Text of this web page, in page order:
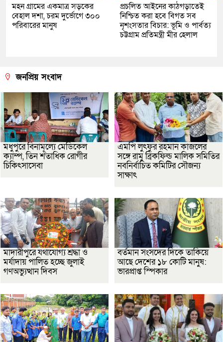
মহন গ্রামের একমাত্র সড়কের
বেহাল দশা, চরম দুর্ভোগে ৩০০
পরিবারের মানুষ
প্রচলিত আইনের কাঠগড়াতেই
নিশ্চিত করা হবে বিগত সব
নৃশংসতার বিচার: ভূমি ও পার্বত্য
চট্টগ্রাম প্রতিমন্ত্রী মীর হেলাল
জনপ্রিয় সংবাদ
মধুপুরে বিনামূল্যে মেডিকেল
ক্যাম্প, তিন শতাধিক রোগীর
চিকিৎসাসেবা
এমপি লুৎফুর রহমান কাজলের
সঙ্গে রামু ব্রিকফিল্ড মালিক সমিতির
নবনির্বাচিত কমিটির সৌজন্য
সাক্ষাৎ
মাদারীপুরে যথাযোগ্য শ্রদ্ধা ও
মর্যাদায় পালিত হচ্ছে জুলাই
গণঅভ্যুত্থান দিবস
বর্তমান সংসদের দিকে তাকিয়ে
আছে দেশের ১৮ কোটি মানুষ:
ভারপ্রাপ্ত স্পিকার